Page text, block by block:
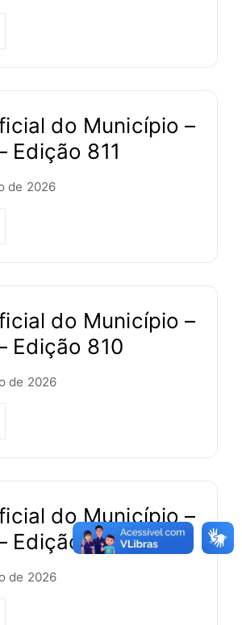
do Município –
Edição 811
de 2026
do Município –
Edição 810
de 2026
do Município –
Edição 809
de 2026